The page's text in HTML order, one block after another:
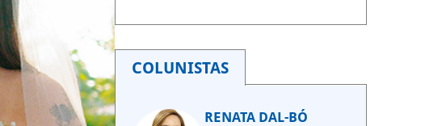
COLUNISTAS
RENATA DAL-BÓ